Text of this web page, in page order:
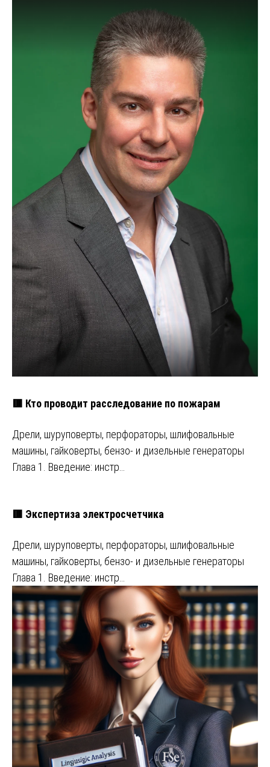
🟥 Кто проводит расследование по пожарам
Дрели, шуруповерты, перфораторы, шлифовальные
машины, гайковерты, бензо- и дизельные генераторы
Глава 1. Введение: инстр…
🟥 Экспертиза электросчетчика
Дрели, шуруповерты, перфораторы, шлифовальные
машины, гайковерты, бензо- и дизельные генераторы
Глава 1. Введение: инстр…